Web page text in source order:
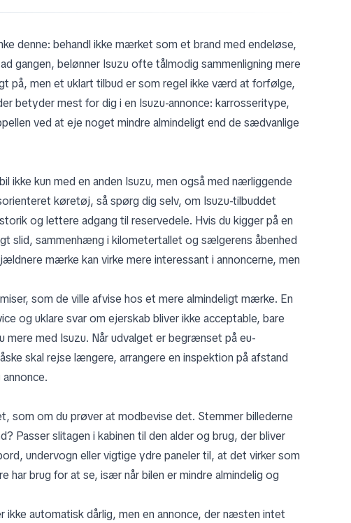
denne: behandl ikke mærket som et brand med endeløse,
gangen, belønner Isuzu ofte tålmodig sammenligning mere
på, men et uklart tilbud er som regel ikke værd at forfølge,
betyder mest for dig i en Isuzu-annonce: karrosseritype,
ved at eje noget mindre almindeligt end de sædvanlige
ikke kun med en anden Isuzu, men også med nærliggende
køretøj, så spørg dig selv, om Isuzu-tilbuddet
og lettere adgang til reservedele. Hvis du kigger på en
slid, sammenhæng i kilometertallet og sælgerens åbenhed
mærke kan virke mere interessant i annoncerne, men
som de ville afvise hos et mere almindeligt mærke. En
og uklare svar om ejerskab bliver ikke acceptable, bare
mere med Isuzu. Når udvalget er begrænset på eu-
skal rejse længere, arrangere en inspektion på afstand
om du prøver at modbevise det. Stemmer billederne
Passer slitagen i kabinen til den alder og brug, der bliver
undervogn eller vigtige ydre paneler til, at det virker som
brug for at se, især når bilen er mindre almindelig og
automatisk dårlig, men en annonce, der næsten intet